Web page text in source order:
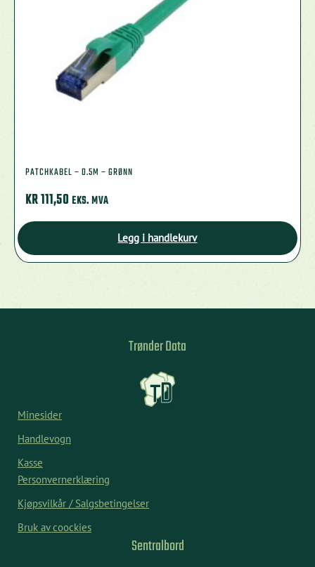
PATCHKABEL – 0.5M – GRØNN
KR111,50 EKS. MVA
Legg i handlekurv
Trønder Data
Minesider
Handlevogn
Kasse
Personvernerklæring
Kjøpsvilkår / Salgsbetingelser
Bruk av coockies
Sentralbord